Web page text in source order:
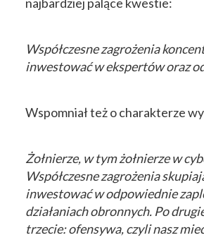
Współczesne zagrożenia
inwestować w ekspertów oraz
Wspomniał też o charakterze
Żołnierze, w tym żołnierze w
Współczesne zagrożenia
inwestować w odpowiednie
działaniach obronnych. Po
trzecie: ofensywa, czyli nasz